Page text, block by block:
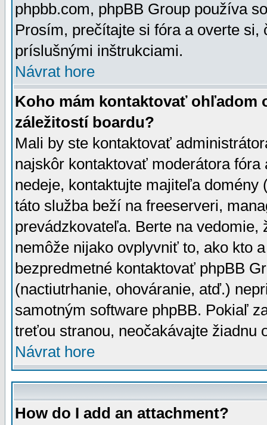
phpbb.com, phpBB Group používa
Prosím, prečítajte si fóra a overte
príslušnými inštrukciami.
Návrat hore
Koho mám kontaktovať ohľadom
záležitostí boardu?
Mali by ste kontaktovať
najskôr kontaktovať moderátora
nedeje, kontaktujte majiteľa
táto služba beží na freeserveri,
prevádzkovateľa. Berte na vedomie,
nemôže nijako ovplyvniť to, ako kto
bezpredmetné kontaktovať phpBB
(nactiutrhanie, ohováranie, atď.)
samotným software phpBB. Pokiaľ
treťou stranou, neočakávajte žiadnu
Návrat hore
How do I add an attachment?